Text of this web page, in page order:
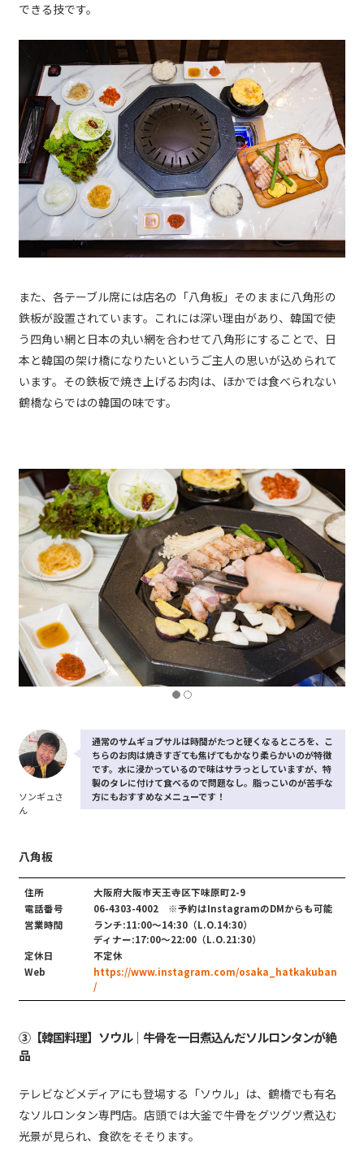
できる技です。
また、各テーブル席には店名の「八角板」そのままに八角形の
鉄板が設置されています。これには深い理由があり、韓国で使
う四角い網と日本の丸い網を合わせて八角形にすることで、日
本と韓国の架け橋になりたいというご主人の思いが込められて
います。その鉄板で焼き上げるお肉は、ほかでは食べられない
鶴橋ならではの韓国の味です。
ソンギュさ
ん
通常のサムギョプサルは時間がたつと硬くなるところを、こ
ちらのお肉は焼きすぎても焦げてもかなり柔らかいのが特徴
です。水に浸かっているので味はサラっとしていますが、特
製のタレに付けて食べるので問題なし。脂っこいのが苦手な
方にもおすすめなメニューです！
八角板
住所
大阪府大阪市天王寺区下味原町2-9
電話番号
06-4303-4002 ※予約はInstagramのDMからも可能
営業時間
ランチ:11:00〜14:30（L.O.14:30）
ディナー:17:00〜22:00（L.O.21:30）
定休日
不定休
Web
https://www.instagram.com/osaka_hatkakuban
/
③【韓国料理】ソウル｜牛骨を一日煮込んだソルロンタンが絶
品
テレビなどメディアにも登場する「ソウル」は、鶴橋でも有名
なソルロンタン専門店。店頭では大釜で牛骨をグツグツ煮込む
光景が見られ、食欲をそそります。